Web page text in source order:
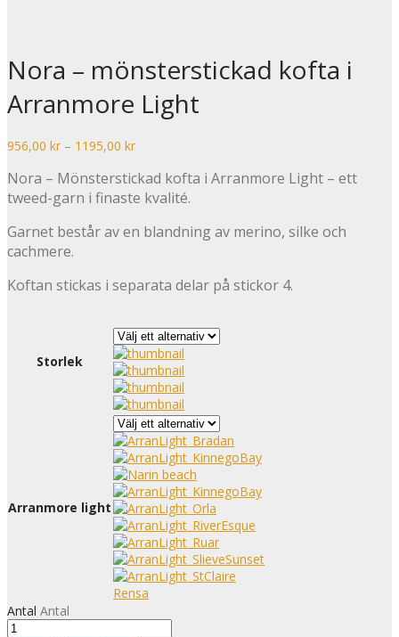
Nora – mönsterstickad kofta i
Arranmore Light
956,00 kr – 1195,00 krPrisintervall:
till
1195,00 kr
Nora – Mönsterstickad kofta i Arranmore Light – ett
tweed-garn i finaste kvalité.
Garnet består av en blandning av merino, silke och
cachmere.
Koftan stickas i separata delar på stickor 4.
Storlek
Arranmore light
Rensa
Antal Antal